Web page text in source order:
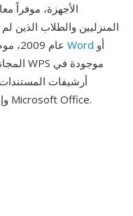
الأجهزة، موفراً
المنزليين والطلاب الذين
Word
أرشيفات
بواسطة LibreOffice وإصدارات أقدم من Microsoft Office.